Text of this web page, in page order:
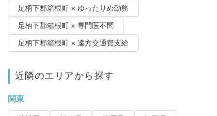
足柄下郡箱根町 × ゆったりめ勤務
足柄下郡箱根町 × 専門医不問
足柄下郡箱根町 × 遠方交通費支給
近隣のエリアから探す
関東